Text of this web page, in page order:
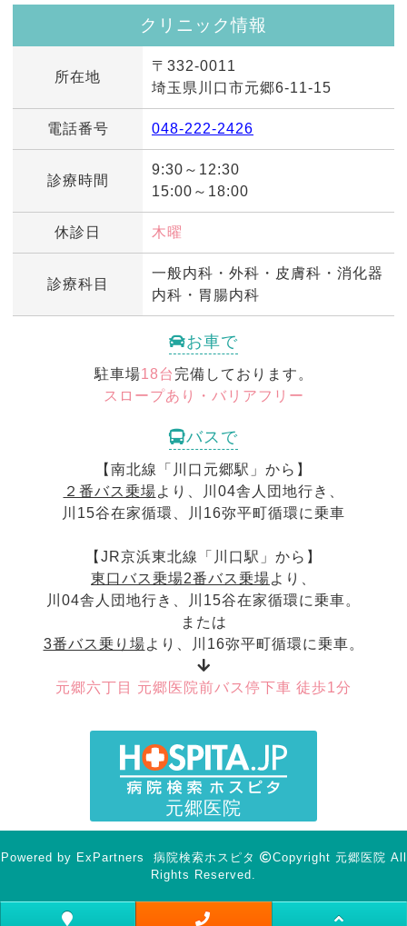
クリニック情報
所在地
〒332-0011
埼玉県川口市元郷6-11-15
電話番号 048-222-2426
診療時間
9:30～12:30
15:00～18:00
休診日 木曜
診療科目
一般内科・外科・皮膚科・消化器
内科・胃腸内科
お車で
駐車場18台 完備しております。
スロープあり・バリアフリー
バスで
【南北線「川口元郷駅」から】
２番バス乗場より、川04舎人団地行き、
川15谷在家循環、川16弥平町循環に乗車
【JR京浜東北線「川口駅」から】
東口バス乗場2番バス乗場より、
川04舎人団地行き、川15谷在家循環に乗車。
または
3番バス乗り場より、川16弥平町循環に乗車。
元郷六丁目 元郷医院前バス停下車 徒歩1分
元郷医院
Powered by ExPartners 病院検索ホスピタ
Copyright 元郷医院 All
Rights Reserved.